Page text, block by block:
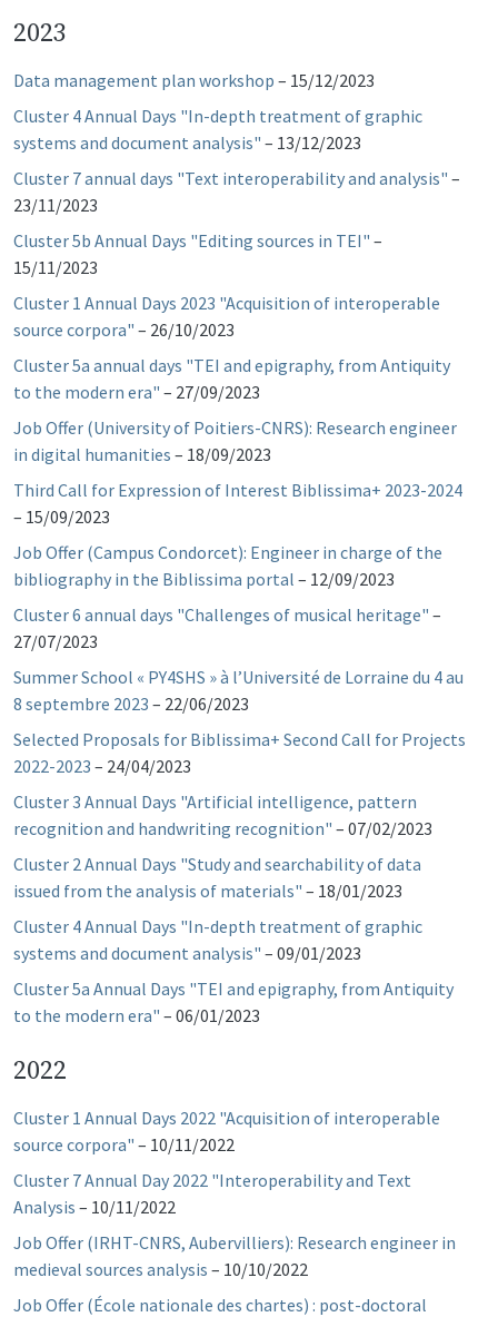
2023
Data management plan workshop – 15/12/2023
Cluster 4 Annual Days "In-depth treatment of graphic
systems and document analysis" – 13/12/2023
Cluster 7 annual days "Text interoperability and analysis" –
23/11/2023
Cluster 5b Annual Days "Editing sources in TEI" –
15/11/2023
Cluster 1 Annual Days 2023 "Acquisition of interoperable
source corpora" – 26/10/2023
Cluster 5a annual days "TEI and epigraphy, from Antiquity
to the modern era" – 27/09/2023
Job Offer (University of Poitiers-CNRS): Research engineer
in digital humanities – 18/09/2023
Third Call for Expression of Interest Biblissima+ 2023-2024
– 15/09/2023
Job Offer (Campus Condorcet): Engineer in charge of the
bibliography in the Biblissima portal – 12/09/2023
Cluster 6 annual days "Challenges of musical heritage" –
27/07/2023
Summer School « PY4SHS » à l’Université de Lorraine du 4 au
8 septembre 2023 – 22/06/2023
Selected Proposals for Biblissima+ Second Call for Projects
2022-2023 – 24/04/2023
Cluster 3 Annual Days "Artificial intelligence, pattern
recognition and handwriting recognition" – 07/02/2023
Cluster 2 Annual Days "Study and searchability of data
issued from the analysis of materials" – 18/01/2023
Cluster 4 Annual Days "In-depth treatment of graphic
systems and document analysis" – 09/01/2023
Cluster 5a Annual Days "TEI and epigraphy, from Antiquity
to the modern era" – 06/01/2023
2022
Cluster 1 Annual Days 2022 "Acquisition of interoperable
source corpora" – 10/11/2022
Cluster 7 Annual Day 2022 "Interoperability and Text
Analysis – 10/11/2022
Job Offer (IRHT-CNRS, Aubervilliers): Research engineer in
medieval sources analysis – 10/10/2022
Job Offer (École nationale des chartes) : post-doctoral